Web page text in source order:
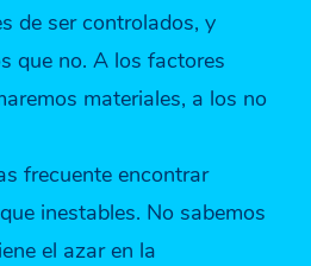
de ser controlados, y
que no. A los factores
materiales, a los no
frecuente encontrar
inestables. No sabemos
el azar en la